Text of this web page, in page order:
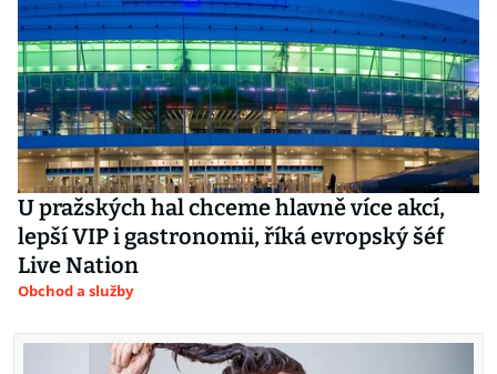
U pražských hal chceme hlavně více akcí,
lepší VIP i gastronomii, říká evropský šéf
Live Nation
Obchod a služby